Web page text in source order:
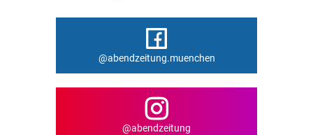
@abendzeitung.muenchen
@abendzeitung